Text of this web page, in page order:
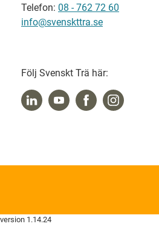
Telefon: 08 - 762 72 60
info@svenskttra.se
Följ Svenskt Trä här:
version 1.14.24